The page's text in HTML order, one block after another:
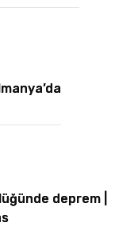
deprem |